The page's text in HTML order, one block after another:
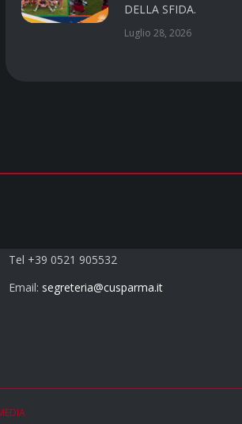
DELLA SFIDA.
Luglio 28, 2026
Tel +39 0521 905532
Email: segreteria@cusparma.it